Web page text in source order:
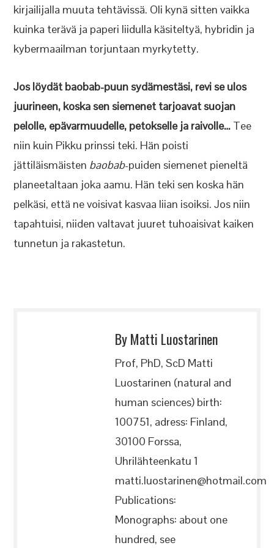
kirjailijalla muuta tehtävissä. Oli kynä sitten vaikka
kuinka terävä ja paperi liidulla käsiteltyä, hybridin ja
kybermaailman torjuntaan myrkytetty.
Jos löydät baobab-puun sydämestäsi, revi se ulos
juurineen, koska sen siemenet tarjoavat suojan
pelolle, epävarmuudelle, petokselle ja raivolle… Tee
niin kuin Pikku prinssi teki. Hän poisti
jättiläismäisten baobab-puiden siemenet pieneltä
planeetaltaan joka aamu. Hän teki sen koska hän
pelkäsi, että ne voisivat kasvaa liian isoiksi. Jos niin
tapahtuisi, niiden valtavat juuret tuhoaisivat kaiken
tunnetun ja rakastetun.
By Matti Luostarinen
Prof, PhD, ScD Matti
Luostarinen (natural and
human sciences) birth:
100751, adress: Finland,
30100 Forssa,
Uhrilähteenkatu 1
matti.luostarinen@hotmail.com
Publications:
Monographs: about one
hundred, see